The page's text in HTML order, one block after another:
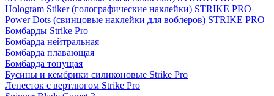
Hologram Stiker (голографические наклейки) STRIKE PRO
Power Dots (свинцовые наклейки для воблеров) STRIKE PRO
Бомбарды Strike Pro
Бомбарда нейтральная
Бомбарда плавающая
Бомбарда тонущая
Бусины и кембрики силиконовые Strike Pro
Лепесток с вертлюгом Strike Pro